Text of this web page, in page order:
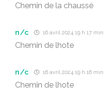
Chemin de la chaussé
n/c 16 avril 2024 19 h 17 min
Chemin de lhote
n/c 16 avril 2024 19 h 16 min
Chemin de lhote